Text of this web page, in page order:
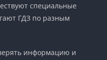
специальные
ГДЗ по разным
информацию и